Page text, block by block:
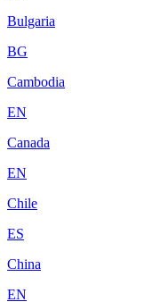
Bulgaria
BG
Cambodia
EN
Canada
EN
Chile
ES
China
EN